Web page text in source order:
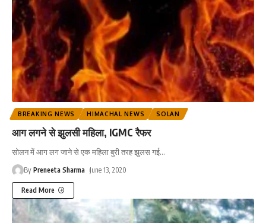
BREAKING NEWS HIMACHAL NEWS SOLAN
आग लगने से झुलसी महिला, IGMC रैफर
सोलन में आग लग जाने से एक महिला बुरी तरह झुलस गई…
By Preneeta Sharma June 13, 2020
Read More